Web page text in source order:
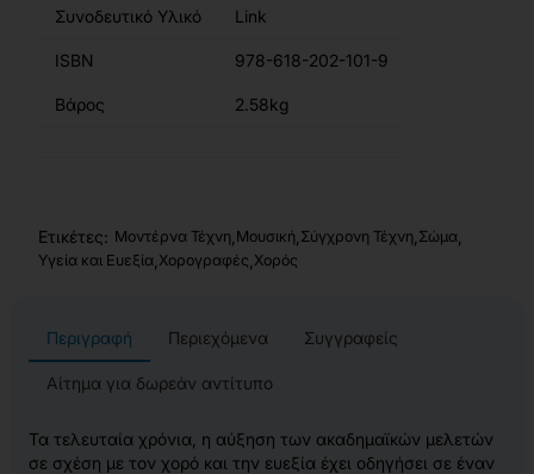
Συνοδευτικό Υλικό Link
ISBN 978-618-202-101-9
Βάρος 2.58kg
Ετικέτες: Μοντέρνα Τέχνη Μουσική Σύγχρονη Τέχνη Σώμα
Υγεία και Ευεξία Χορογραφές Χορός
Περιγραφή Περιεχόμενα Συγγραφείς
Αίτημα για δωρεάν αντίτυπο
Τα τελευταία χρόνια, η αύξηση των ακαδημαϊκών μελετών
σε σχέση με τον χορό και την ευεξία έχει οδηγήσει σε έναν